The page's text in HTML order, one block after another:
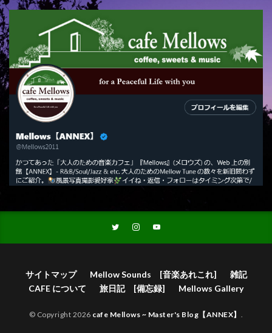
サイトマップ Mellow Sounds [音楽あれこれ]
雑記
CAFE について
旅日記 [備忘録] Mellows Gallery
© Copyright 2026 cafe Mellows ~ Master's Blog【ANNEX】